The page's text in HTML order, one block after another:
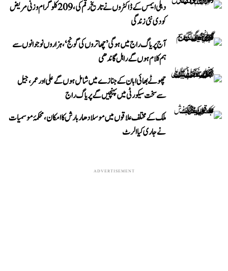
دہلی ایمس کے ڈاکٹروں نے تاریخ رقم کی، 209 کلوگرام وزنی مریض
کو دی نئی زندگی
آج پریاگ راج میں ہوگی ’چھاتروں کی گونج‘، ہزاروں نوجوانوں سے
ہم کلام ہوں گے راہل گاندھی
چھوٹے بھائی ابان کے جنازے میں شامل ہوں گے علی اور عمر، جیل
سے سخت سیکورٹی میں پہنچیں گے پریاگ راج
ملک کے مختلف علاقوں میں موسلادھار بارش کا امکان، محکمۂ موسمیات
نے جاری کیا الرٹ
ADVERTISEMENT